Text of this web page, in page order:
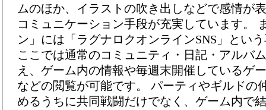
ムのほか、イラストの吹き出しなどで感情が
コミュニケーション手段が充実しています。
ン」には「ラグナロクオンラインSNS」とい
ここでは通常のコミュニティ・日記・アルバ
え、ゲーム内の情報や毎週末開催しているゲ
などの閲覧が可能です。 パーティやギルドの
めるうちに共同戦闘だけでなく、ゲーム内で